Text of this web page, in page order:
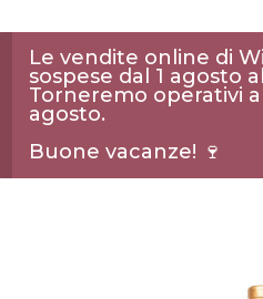
Le vendite online di
sospese dal 1 agosto
Torneremo operativi
agosto.
Buone vacanze! 🍷